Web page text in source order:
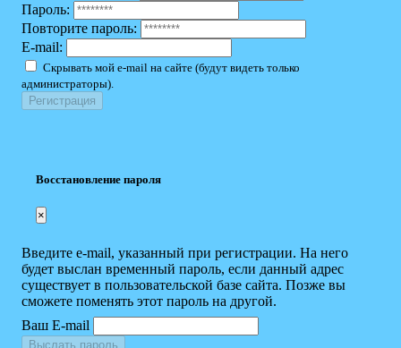
Пароль:
Повторите пароль:
E-mail:
Скрывать мой e-mail на сайте (будут видеть только
администраторы).
Восстановление пароля
×
Введите e-mail, указанный при регистрации. На него
будет выслан временный пароль, если данный адрес
существует в пользовательской базе сайта. Позже вы
сможете поменять этот пароль на другой.
Ваш E-mail
Выслать пароль